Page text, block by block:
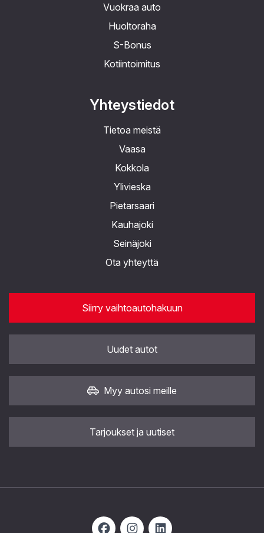
Vuokraa auto
Huoltoraha
S-Bonus
Kotiintoimitus
Yhteystiedot
Tietoa meistä
Vaasa
Kokkola
Ylivieska
Pietarsaari
Kauhajoki
Seinäjoki
Ota yhteyttä
Siirry vaihtoautohakuun
Uudet autot
Myy autosi meille
Tarjoukset ja uutiset